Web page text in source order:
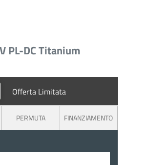
PL-DC Titanium
Offerta Limitata
PERMUTA FINANZIAMENTO